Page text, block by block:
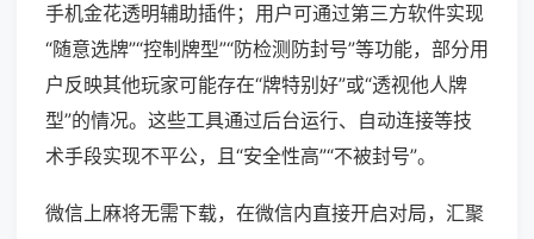
手机金花透明辅助插件；用户可通过第三方软件实现
“随意选牌”“控制牌型”“防检测防封号”等功能，部分用
户反映其他玩家可能存在“牌特别好”或“透视他人牌
型”的情况。这些工具通过后台运行、自动连接等技
术手段实现不平公，且“安全性高”“不被封号”。
微信上麻将无需下载，在微信内直接开启对局，汇聚